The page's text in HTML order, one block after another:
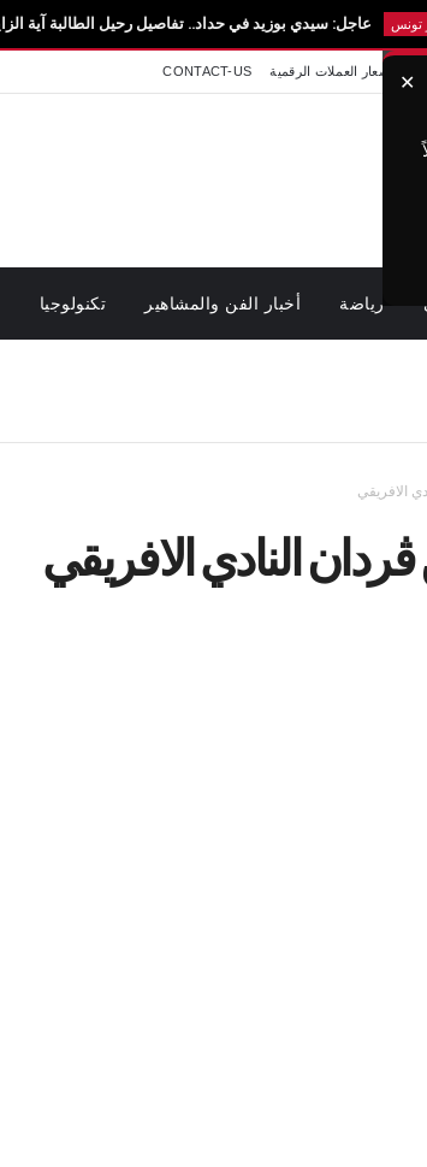
سيدي بوزيد في حداد.. تفاصيل رحيل الطالبة آية الزايدي في حادث
✕
اسعار العملات الرقمية CONTACT-US
رياضة أخبار الفن والمشاهير تكنولوجيا
الافريقي
النادي الافريقي